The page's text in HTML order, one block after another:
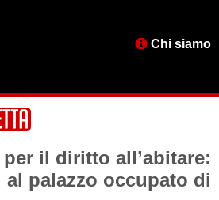
MenuChi siamo
il diritto all’abitare:
palazzo occupato di